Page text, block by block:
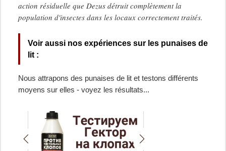
action résiduelle que Dezus détruit complètement la
population d'insectes dans les locaux correctement traités.
Voir aussi nos expériences sur les punaises de
lit :
Nous attrapons des punaises de lit et testons différents
moyens sur elles - voyez les résultats...